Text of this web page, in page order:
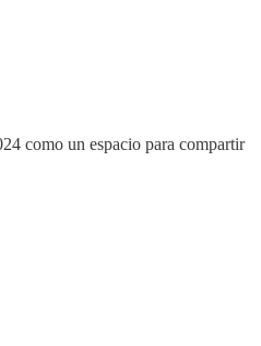
como un espacio para compartir